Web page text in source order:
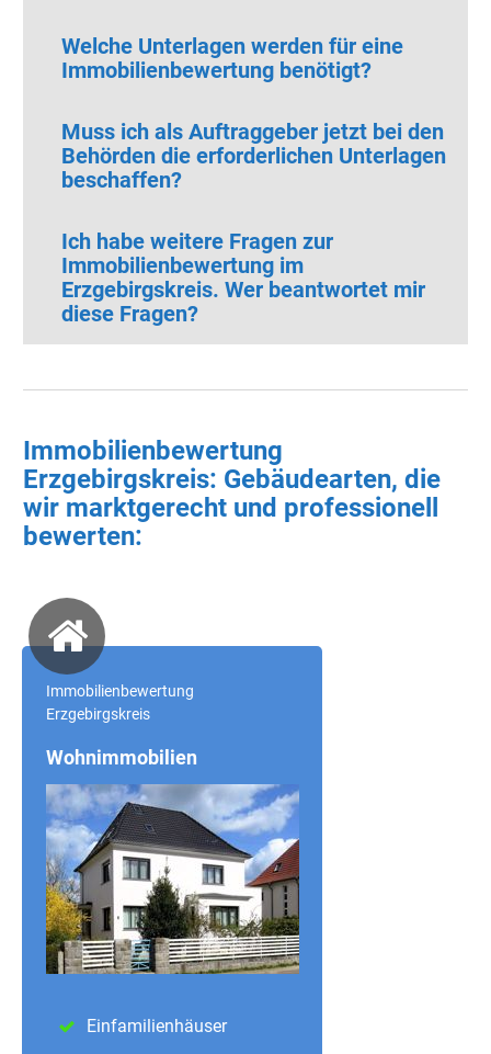
Welche Unterlagen werden für eine
Immobilienbewertung benötigt?
Muss ich als Auftraggeber jetzt bei den
Behörden die erforderlichen Unterlagen
beschaffen?
Ich habe weitere Fragen zur
Immobilienbewertung im
Erzgebirgskreis. Wer beantwortet mir
diese Fragen?
Immobilienbewertung
Erzgebirgskreis: Gebäudearten, die
wir marktgerecht und professionell
bewerten:
Immobilienbewertung
Erzgebirgskreis
Wohnimmobilien
Einfamilienhäuser